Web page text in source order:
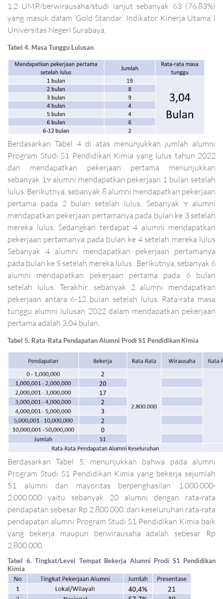
1,2 UMP/berwirausaha/studi lanjut sebanyak 63 (76,83%)
yang masuk dalam ‘Gold Standar’ Indikator Kinerja Utama I
Universitas Negeri Surabaya.
Tabel 4. Masa Tunggu Lulusan
Berdasarkan Tabel 4 di atas menunjukkan jumlah alumni
Program Studi S1 Pendidikan Kimia yang lulus tahun 2022
dan mendapatkan pekerjaan pertama menunjukkan
sebanyak 19 alumni mendapatkan pekerjaan 1 bulan setelah
lulus. Berikutnya, sebanyak 8 alumni mendapatkan pekerjaan
pertama pada 2 bulan setelah lulus. Sebanyak 9 alumni
mendapatkan pekerjaan pertamanya pada bulan ke 3 setelah
mereka lulus. Sedangkan terdapat 4 alumni mendapatkan
pekerjaan pertamanya pada bulan ke 4 setelah mereka lulus
Sebanyak 4 alumni mendapatkan pekerjaan pertamanya
pada bulan ke 5 setelah mereka lulus. Berikutnya, sebanyak 6
alumni mendapatkan pekerjaan pertama pada 6 bulan
setelah lulus. Terakhir, sebanyak 2 alumni mendapatkan
pekerjaan antara 6-12 bulan setelah lulus. Rata-rata masa
tunggu alumni lulusan 2022 dalam mendapatkan pekerjaan
pertama adalah 3,04 bulan.
Tabel 5. Rata-Rata Pendapatan Alumni Prodi S1 Pendidikan Kimia
Berdasarkan Tabel 5, menunjukkan bahwa pada alumni
Program Studi S1 Pendidikan Kimia yang bekerja sejumlah
51 alumni dan mayoritas berpenghasilan 1.000.000-
2.000.000 yaitu sebanyak 20 alumni dengan rata-rata
pendapatan sebesar Rp 2.800.000. dari keseluruhan rata-rata
pendapatan alumni Program Studi S1 Pendidikan Kimia baik
yang bekerja maupun berwirausaha adalah sebesar Rp
2.800.000.
Tabel 6. Tingkat/Level Tempat Bekerja Alumni Prodi S1 Pendidikan
Kimia